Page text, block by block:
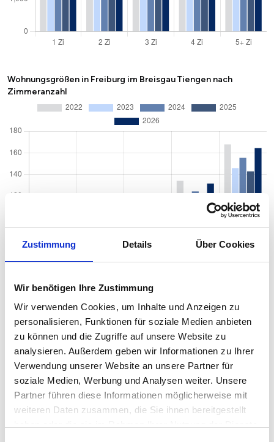
Zustimmung Details Über Cookies
Wir benötigen Ihre Zustimmung
Wir verwenden Cookies, um Inhalte und Anzeigen zu
personalisieren, Funktionen für soziale Medien anbieten
zu können und die Zugriffe auf unsere Website zu
analysieren. Außerdem geben wir Informationen zu Ihrer
Verwendung unserer Website an unsere Partner für
soziale Medien, Werbung und Analysen weiter. Unsere
Partner führen diese Informationen möglicherweise mit
weiteren Daten zusammen, die Sie ihnen bereitgestellt
Wohnungsgrößen in Freiburg im Breisgau Tiengen nach
Zimmeranzahl
Quadratmeterpreise in Freiburg im Breisgau
Tiengen für Wohnungen nach Wohnungstyp